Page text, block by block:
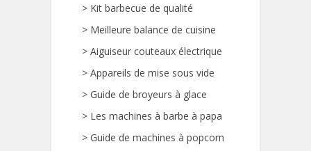
> Kit barbecue de qualité
> Meilleure balance de cuisine
> Aiguiseur couteaux électrique
> Appareils de mise sous vide
> Guide de broyeurs à glace
> Les machines à barbe à papa
> Guide de machines à popcorn